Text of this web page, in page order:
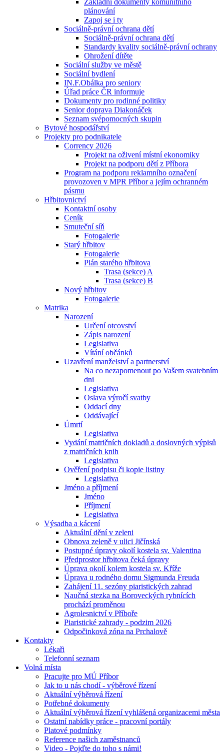
Základní dokumenty komunitního
plánování
Zapoj se i ty
Sociálně-právní ochrana dětí
Sociálně-právní ochrana dětí
Standardy kvality sociálně-právní ochrany
Ohrožení dítěte
Sociální služby ve městě
Sociální bydlení
IN.F.Obálka pro seniory
Úřad práce ČR informuje
Dokumenty pro rodinné politiky
Senior doprava Diakonáček
Seznam svépomocných skupin
Bytové hospodářství
Projekty pro podnikatele
Corrency 2026
Projekt na oživení místní ekonomiky
Projekt na podporu dětí z Příbora
Program na podporu reklamního označení
provozoven v MPR Příbor a jejím ochranném
pásmu
Hřbitovnictví
Kontaktní osoby
Ceník
Smuteční síň
Fotogalerie
Starý hřbitov
Fotogalerie
Plán starého hřbitova
Trasa (sekce) A
Trasa (sekce) B
Nový hřbitov
Fotogalerie
Matrika
Narození
Určení otcovství
Zápis narození
Legislativa
Vítání občánků
Uzavření manželství a partnerství
Na co nezapomenout po Vašem svatebním
dni
Legislativa
Oslava výročí svatby
Oddací dny
Oddávající
Úmrtí
Legislativa
Vydání matričních dokladů a doslovných výpisů
z matričních knih
Legislativa
Ověření podpisu či kopie listiny
Legislativa
Jméno a příjmení
Jméno
Příjmení
Legislativa
Výsadba a kácení
Aktuální dění v zeleni
Obnova zeleně v ulici Jičínská
Postupné úpravy okolí kostela sv. Valentina
Předprostor hřbitova čeká úpravy
Úprava okolí kolem kostela sv. Kříže
Úprava u rodného domu Sigmunda Freuda
Zahájení 11. sezóny piaristických zahrad
Naučná stezka na Boroveckých rybnících
prochází proměnou
Agrolesnictví v Příboře
Piaristické zahrady - podzim 2026
Odpočinková zóna na Prchalově
Kontakty
Lékaři
Telefonní seznam
Volná místa
Pracujte pro MÚ Příbor
Jak to u nás chodí - výběrové řízení
Aktuální výběrová řízení
Potřebné dokumenty
Aktuální výběrová řízení vyhlášená organizacemi města
Ostatní nabídky práce - pracovní portály
Platové podmínky
Reference našich zaměstnanců
Video - Pojďte do toho s námi!